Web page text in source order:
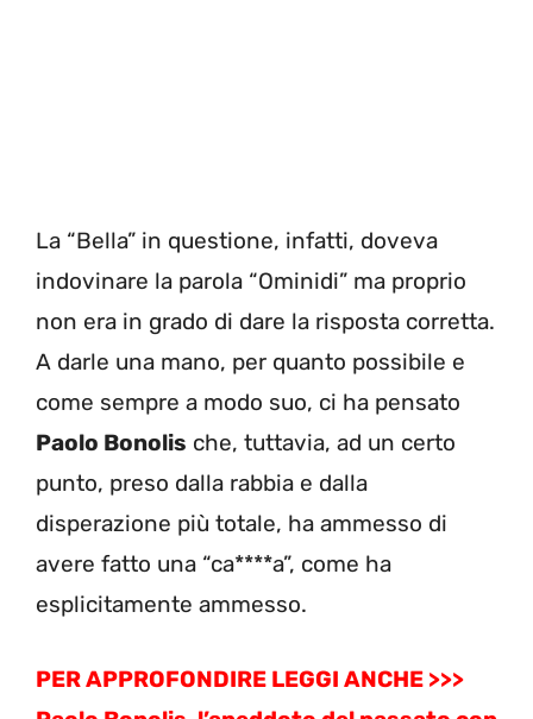
La “Bella” in questione, infatti, doveva
indovinare la parola “Ominidi” ma proprio
non era in grado di dare la risposta corretta.
A darle una mano, per quanto possibile e
come sempre a modo suo, ci ha pensato
Paolo Bonolis che, tuttavia, ad un certo
punto, preso dalla rabbia e dalla
disperazione più totale, ha ammesso di
avere fatto una “ca****a”, come ha
esplicitamente ammesso.
PER APPROFONDIRE LEGGI ANCHE >>>